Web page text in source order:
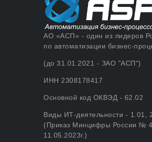
АО «АСП» - один из лидеров
по автоматизации бизнес-
(до 31.01.2021 - ЗАО "АСП")
ИНН 2308178417
Основной код ОКВЭД - 62.02
Виды ИТ-деятельности - 1.01,
(Приказ Минцифры России №
11.05.2023г.)